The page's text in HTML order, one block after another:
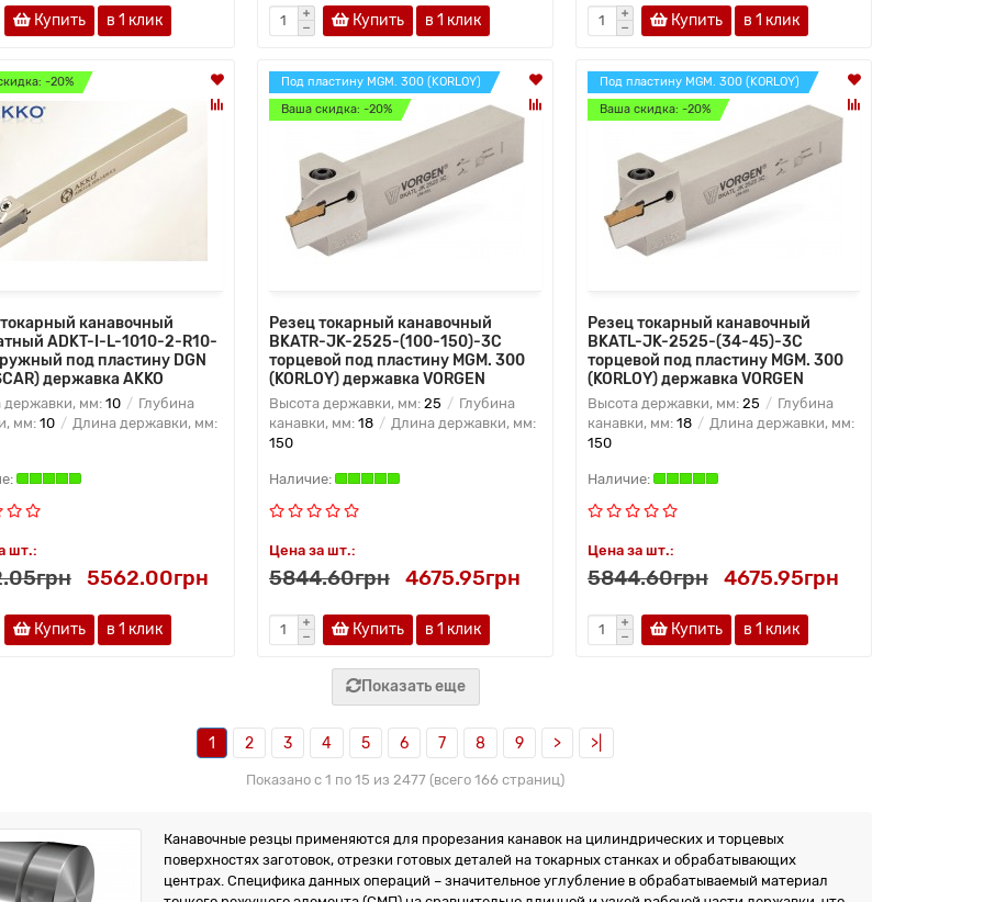
Купить в 1 клик Купить в 1 клик Купить в 1 клик
-20%
токарный канавочный
ADKT-I-L-1010-2-R10-
под пластину DGN
державка AKKO
державки, мм: 10
Глубина
мм:10
Длина державки, мм:
шт.:
5562.00грн
Купить в 1 клик
Под пластину MGM. 300 (KORLOY)
Ваша скидка: -20%
Резец токарный канавочный
BKATR-JK-2525-(100-150)-3C
торцевой под пластину MGM. 300
(KORLOY) державка VORGEN
Высота державки, мм: 25
Глубина
канавки, мм: 18
Длина державки, мм:
150
Цена за шт.:
5844.60грн 4675.95грн
Купить в 1 клик
Под пластину MGM. 300 (KORLOY)
Ваша скидка: -20%
Резец токарный канавочный
BKATL-JK-2525-(34-45)-3C
торцевой под пластину MGM. 300
(KORLOY) державка VORGEN
Высота державки, мм: 25
Глубина
канавки, мм: 18
Длина державки, мм:
150
Цена за шт.:
5844.60грн 4675.95грн
Купить в 1 клик
Показать еще
1 2 3 4 5 6 7 8 9 > >|
Показано с 1 по 15 из 2477 (всего 166 страниц)
Канавочные резцы применяются для прорезания канавок на цилиндрических и торцевых
поверхностях заготовок, отрезки готовых деталей на токарных станках и обрабатывающих
центрах. Специфика данных операций – значительное углубление в обрабатываемый материал